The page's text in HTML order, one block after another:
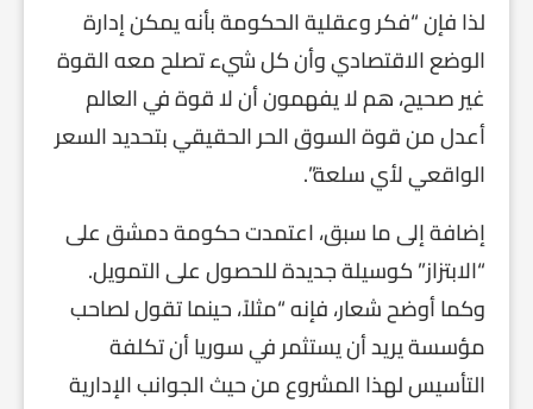
لذا فإن “فكر وعقلية الحكومة بأنه يمكن إدارة
الوضع الاقتصادي وأن كل شيء تصلح معه القوة
غير صحيح، هم لا يفهمون أن لا قوة في العالم
أعدل من قوة السوق الحر الحقيقي بتحديد السعر
الواقعي لأي سلعة”.
إضافة إلى ما سبق، اعتمدت حكومة دمشق على
“الابتزاز” كوسيلة جديدة للحصول على التمويل.
وكما أوضح شعار، فإنه “مثلاً، حينما تقول لصاحب
مؤسسة يريد أن يستثمر في سوريا أن تكلفة
التأسيس لهذا المشروع من حيث الجوانب الإدارية